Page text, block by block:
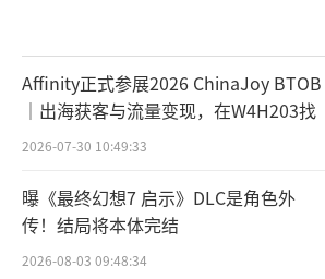
Affinity正式参展2026 ChinaJoy BTOB
｜出海获客与流量变现，在W4H203找
2026-07-30 10:49:33
曝《最终幻想7 启示》DLC是角色外
传！结局将本体完结
2026-08-03 09:48:34